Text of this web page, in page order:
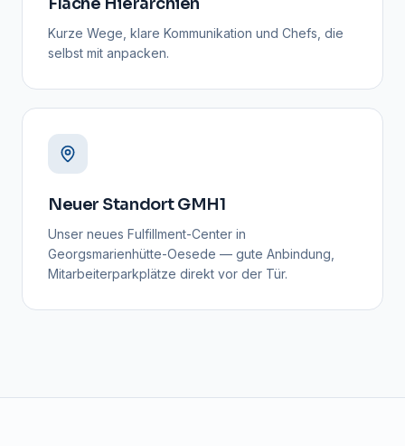
Kurze Wege, klare Kommunikation und Chefs, die
selbst mit anpacken.
Neuer Standort GMH1
Unser neues Fulfillment-Center in
Georgsmarienhütte-Oesede — gute Anbindung,
Mitarbeiterparkplätze direkt vor der Tür.